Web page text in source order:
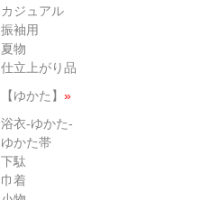
カジュアル
振袖用
夏物
仕立上がり品
【ゆかた】 »
浴衣-ゆかた-
ゆかた帯
下駄
巾着